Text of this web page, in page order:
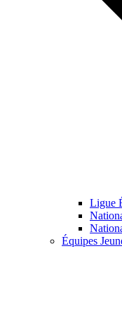
Ligue
Équipes